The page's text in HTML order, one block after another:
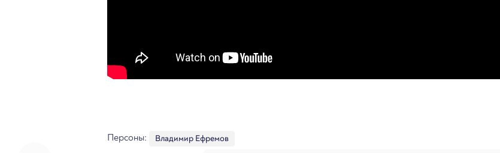
Персоны: Владимир Ефремов